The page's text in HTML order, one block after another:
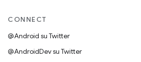
CONNECT
@Android su Twitter
@AndroidDev su Twitter